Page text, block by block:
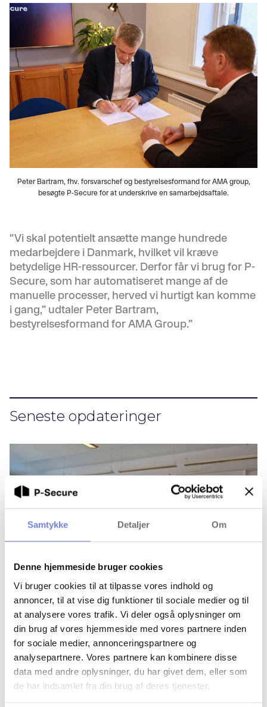
Samtykke Detaljer Om
Denne hjemmeside bruger cookies
Vi bruger cookies til at tilpasse vores indhold og
annoncer, til at vise dig funktioner til sociale medier og til
at analysere vores trafik. Vi deler også oplysninger om
din brug af vores hjemmeside med vores partnere inden
for sociale medier, annonceringspartnere og
analysepartnere. Vores partnere kan kombinere disse
data med andre oplysninger, du har givet dem, eller som
de har indsamlet fra din brug af deres tjenester.
Peter Bartram, fhv. forsvarschef og bestyrelsesformand for AMA group,
besøgte P-Secure for at underskrive en samarbejdsaftale.
“Vi skal potentielt ansætte mange hundrede
medarbejdere i Danmark, hvilket vil kræve
betydelige HR-ressourcer. Derfor får vi brug for P-
Secure, som har automatiseret mange af de
manuelle processer, herved vi hurtigt kan komme
i gang,” udtaler Peter Bartram,
bestyrelsesformand for AMA Group.”
Seneste opdateringer
Forskningssikkerhed er en prioritet – men
implementeringen er en udfordring
Det var budskabet, da P-Secure deltog i en paneldebat om
forskningssikkerhed i Norden under Almedalsveckan på
Gotland.